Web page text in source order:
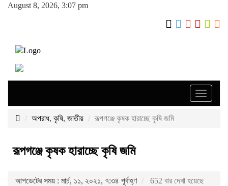
August 8, 2026, 3:07 pm
Toggle
অপরাধ, কৃষি, জাতীয় রূপগঞ্জে কৃষক হারাচ্ছে কৃষি জমি
রূপগঞ্জে কৃষক হারাচ্ছে কৃষি জমি
আপডেটের সময় : মার্চ, ১১, ২০২১, ৭:৩৪ পূর্বাহ্ণ 652 বার দেখা হয়েছে